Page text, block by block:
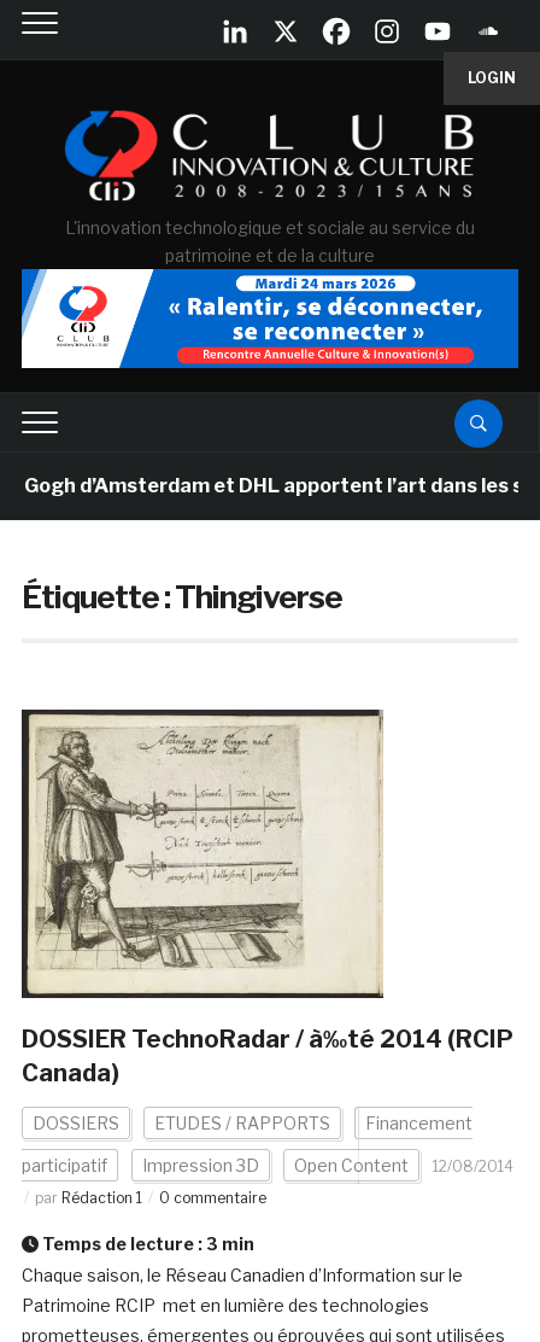
LOGIN
L'innovation technologique et sociale au service du
patrimoine et de la culture
d’Amsterdam et DHL apportent l’art dans les
Étiquette :Thingiverse
DOSSIER TechnoRadar / à‰té 2014 (RCIP
Canada)
DOSSIERS ETUDES / RAPPORTS Financement
participatif Impression 3D Open Content
12/08/2014
par Rédaction 1 0 commentaire
Temps de lecture : 3 min
Chaque saison, le Réseau Canadien d’Information sur le
Patrimoine RCIP met en lumière des technologies
prometteuses, émergentes ou éprouvées qui sont utilisées